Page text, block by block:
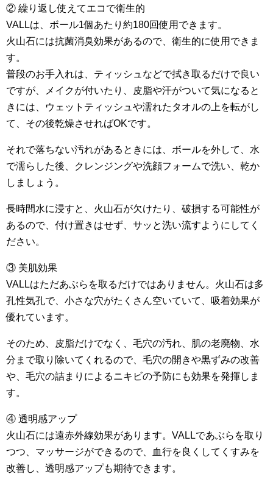
② 繰り返し使えてエコで衛生的
VALLは、ボール1個あたり約180回使用できます。
火山石には抗菌消臭効果があるので、衛生的に使用できま
す。
普段のお手入れは、ティッシュなどで拭き取るだけで良い
ですが、メイクが付いたり、皮脂や汗がついて気になると
きには、ウェットティッシュや濡れたタオルの上を転がし
て、その後乾燥させればOKです。
それで落ちない汚れがあるときには、ボールを外して、水
で濡らした後、クレンジングや洗顔フォームで洗い、乾か
しましょう。
長時間水に浸すと、火山石が欠けたり、破損する可能性が
あるので、付け置きはせず、サッと洗い流すようにしてく
ださい。
③ 美肌効果
VALLはただあぶらを取るだけではありません。火山石は多
孔性気孔で、小さな穴がたくさん空いていて、吸着効果が
優れています。
そのため、皮脂だけでなく、毛穴の汚れ、肌の老廃物、水
分まで取り除いてくれるので、毛穴の開きや黒ずみの改善
や、毛穴の詰まりによるニキビの予防にも効果を発揮しま
す。
④ 透明感アップ
火山石には遠赤外線効果があります。VALLであぶらを取り
つつ、マッサージができるので、血行を良くしてくすみを
改善し、透明感アップも期待できます。